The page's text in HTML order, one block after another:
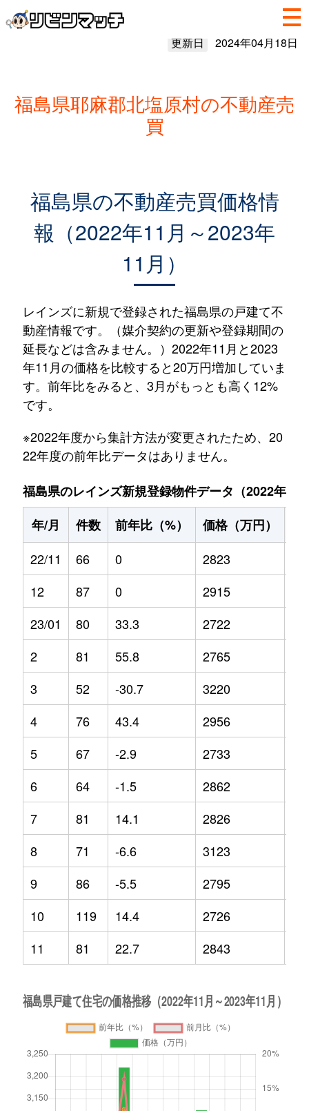
更新日 2024年04月18日
福島県耶麻郡北塩原村の不動産売
買
福島県の不動産売買価格情
報（2022年11月～2023年
11月）
レインズに新規で登録された福島県の戸建て不
動産情報です。（媒介契約の更新や登録期間の
延長などは含みません。）2022年11月と2023
年11月の価格を比較すると20万円増加していま
す。前年比をみると、3月がもっとも高く12%
です。
※2022年度から集計方法が変更されたため、20
22年度の前年比データはありません。
福島県のレインズ新規登録物件データ（2022年11
年/月
件数 前年比（%） 価格（万円）
22/11
66 0 2823
12
87 0 2915
23/01
80 33.3 2722
2
81 55.8 2765
3
52 -30.7 3220
4
76 43.4 2956
5
67 -2.9 2733
6
64 -1.5 2862
7
81 14.1 2826
8
71 -6.6 3123
9
86 -5.5 2795
10
119 14.4 2726
11
81 22.7 2843